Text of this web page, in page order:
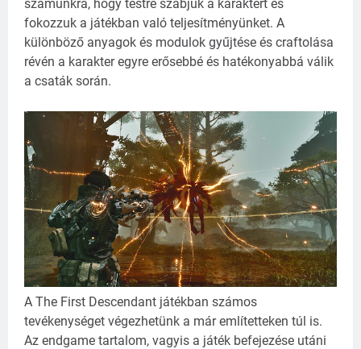
számunkra, hogy testre szabjuk a karaktert és
fokozzuk a játékban való teljesítményünket. A
különböző anyagok és modulok gyűjtése és craftolása
révén a karakter egyre erősebbé és hatékonyabbá válik
a csaták során.
A The First Descendant játékban számos
tevékenységet végezhetünk a már említetteken túl is.
Az endgame tartalom, vagyis a játék befejezése utáni